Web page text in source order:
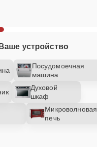
устройство
Посудомоечная
машина
Духовой
шкаф
Микроволновая
печь